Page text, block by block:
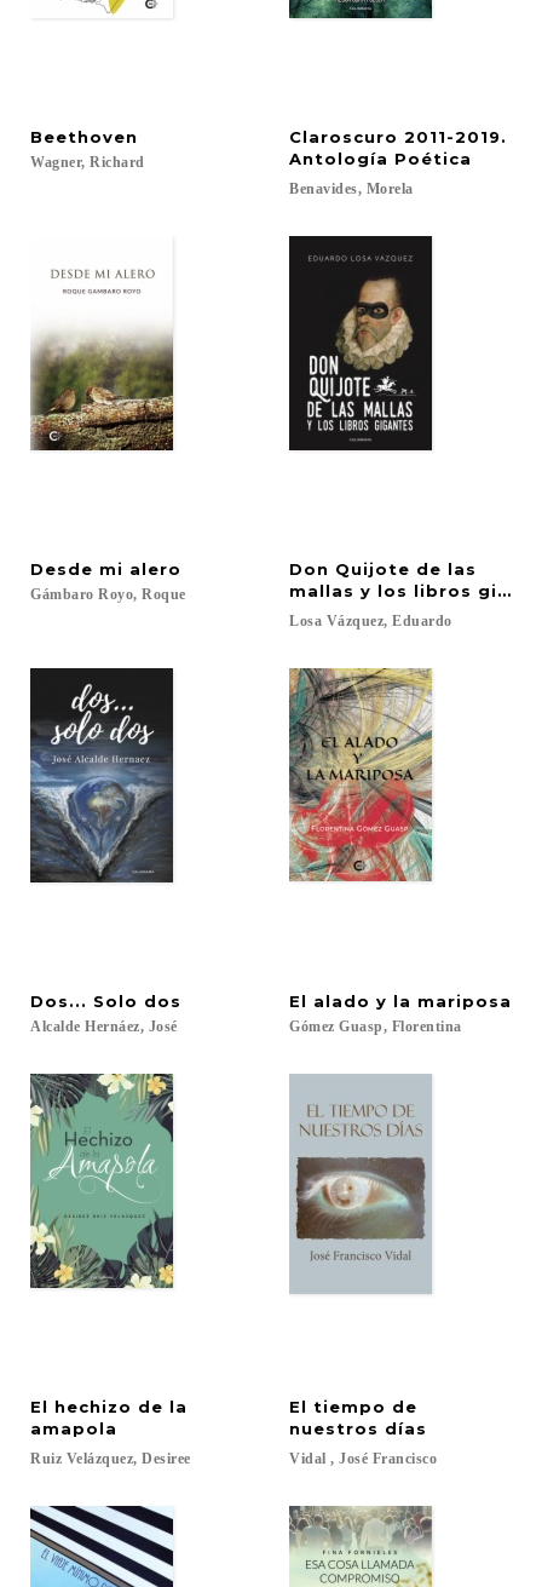
Beethoven
Wagner, Richard
Claroscuro 2011-2019.
Antología Poética
Benavides, Morela
Desde mi alero
Gámbaro Royo, Roque
Don Quijote de las
mallas y los libros
Losa Vázquez, Eduardo
Dos... Solo dos
Alcalde Hernáez, José
El alado y la mariposa
Gómez Guasp, Florentina
El hechizo de la
amapola
Ruiz Velázquez, Desiree
El tiempo de
nuestros días
Vidal , José Francisco